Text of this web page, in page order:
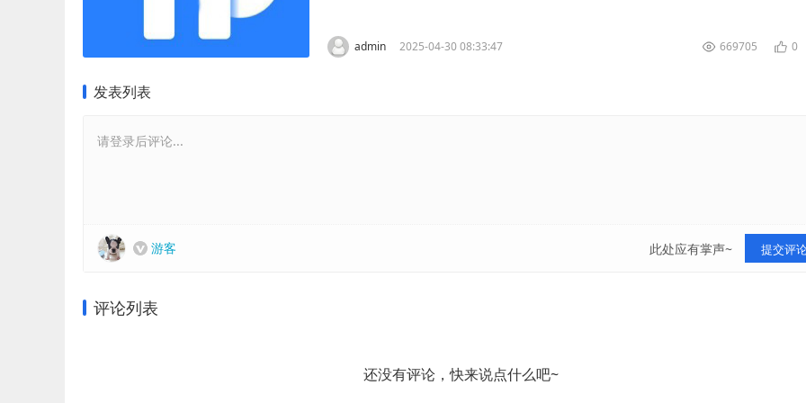
admin 2025-04-30 08:33:47 669705 0
发表列表
请登录后评论...
游客 此处应有掌声~ 提交评
评论列表
还没有评论，快来说点什么吧~